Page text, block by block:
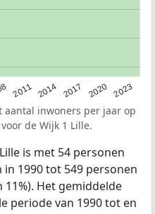
2011 2014 2017 2020 2023
aantal inwoners per jaar op
voor de Wijk 1 Lille.
is met 54 personen
1990 tot 549 personen
11%). Het gemiddelde
periode van 1990 tot en